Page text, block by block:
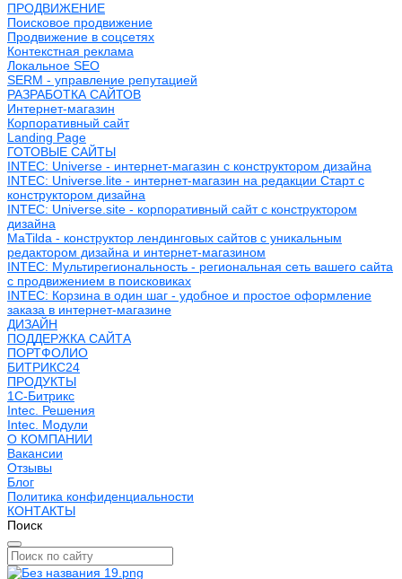
ПРОДВИЖЕНИЕ
Поисковое продвижение
Продвижение в соцсетях
Контекстная реклама
Локальное SEO
SERM - управление репутацией
РАЗРАБОТКА САЙТОВ
Интернет-магазин
Корпоративный сайт
Landing Page
ГОТОВЫЕ САЙТЫ
INTEC: Universe - интернет-магазин с конструктором дизайна
INTEC: Universe.lite - интернет-магазин на редакции Старт с
конструктором дизайна
INTEC: Universe.site - корпоративный сайт с конструктором
дизайна
MaTilda - конструктор лендинговых сайтов с уникальным
редактором дизайна и интернет-магазином
INTEC: Мультирегиональность - региональная сеть вашего сайта
с продвижением в поисковиках
INTEC: Корзина в один шаг - удобное и простое оформление
заказа в интернет-магазине
ДИЗАЙН
ПОДДЕРЖКА САЙТА
ПОРТФОЛИО
БИТРИКС24
ПРОДУКТЫ
1С-Битрикс
Intec. Решения
Intec. Модули
О КОМПАНИИ
Вакансии
Отзывы
Блог
Политика конфиденциальности
КОНТАКТЫ
Поиск